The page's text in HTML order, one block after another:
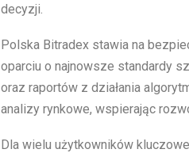
decyzji.
Polska Bitradex stawia na
oparciu o najnowsze standardy
oraz raportów z działania
analizy rynkowe, wspierając
Dla wielu użytkowników